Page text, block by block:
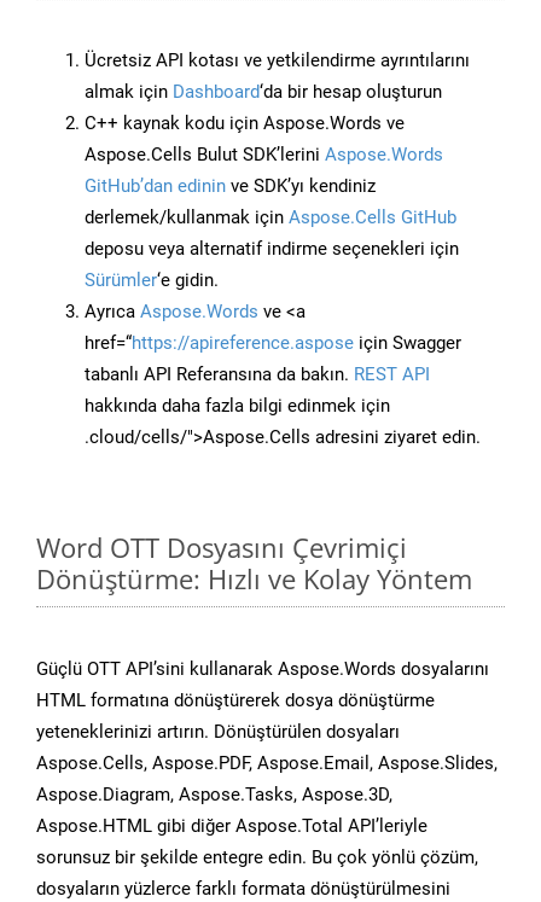
Ücretsiz API kotası ve yetkilendirme ayrıntılarını
almak için Dashboard‘da bir hesap oluşturun
C++ kaynak kodu için Aspose.Words ve
Aspose.Cells Bulut SDK’lerini Aspose.Words
GitHub’dan edinin ve SDK’yı kendiniz
derlemek/kullanmak için Aspose.Cells GitHub
deposu veya alternatif indirme seçenekleri için
Sürümler‘e gidin.
Ayrıca Aspose.Words ve <a
href=“https://apireference.aspose için Swagger
tabanlı API Referansına da bakın. REST API
hakkında daha fazla bilgi edinmek için
.cloud/cells/">Aspose.Cells adresini ziyaret edin.
Word OTT Dosyasını Çevrimiçi
Dönüştürme: Hızlı ve Kolay Yöntem
Güçlü OTT API’sini kullanarak Aspose.Words dosyalarını
HTML formatına dönüştürerek dosya dönüştürme
yeteneklerinizi artırın. Dönüştürülen dosyaları
Aspose.Cells, Aspose.PDF, Aspose.Email, Aspose.Slides,
Aspose.Diagram, Aspose.Tasks, Aspose.3D,
Aspose.HTML gibi diğer Aspose.Total API’leriyle
sorunsuz bir şekilde entegre edin. Bu çok yönlü çözüm,
dosyaların yüzlerce farklı formata dönüştürülmesini